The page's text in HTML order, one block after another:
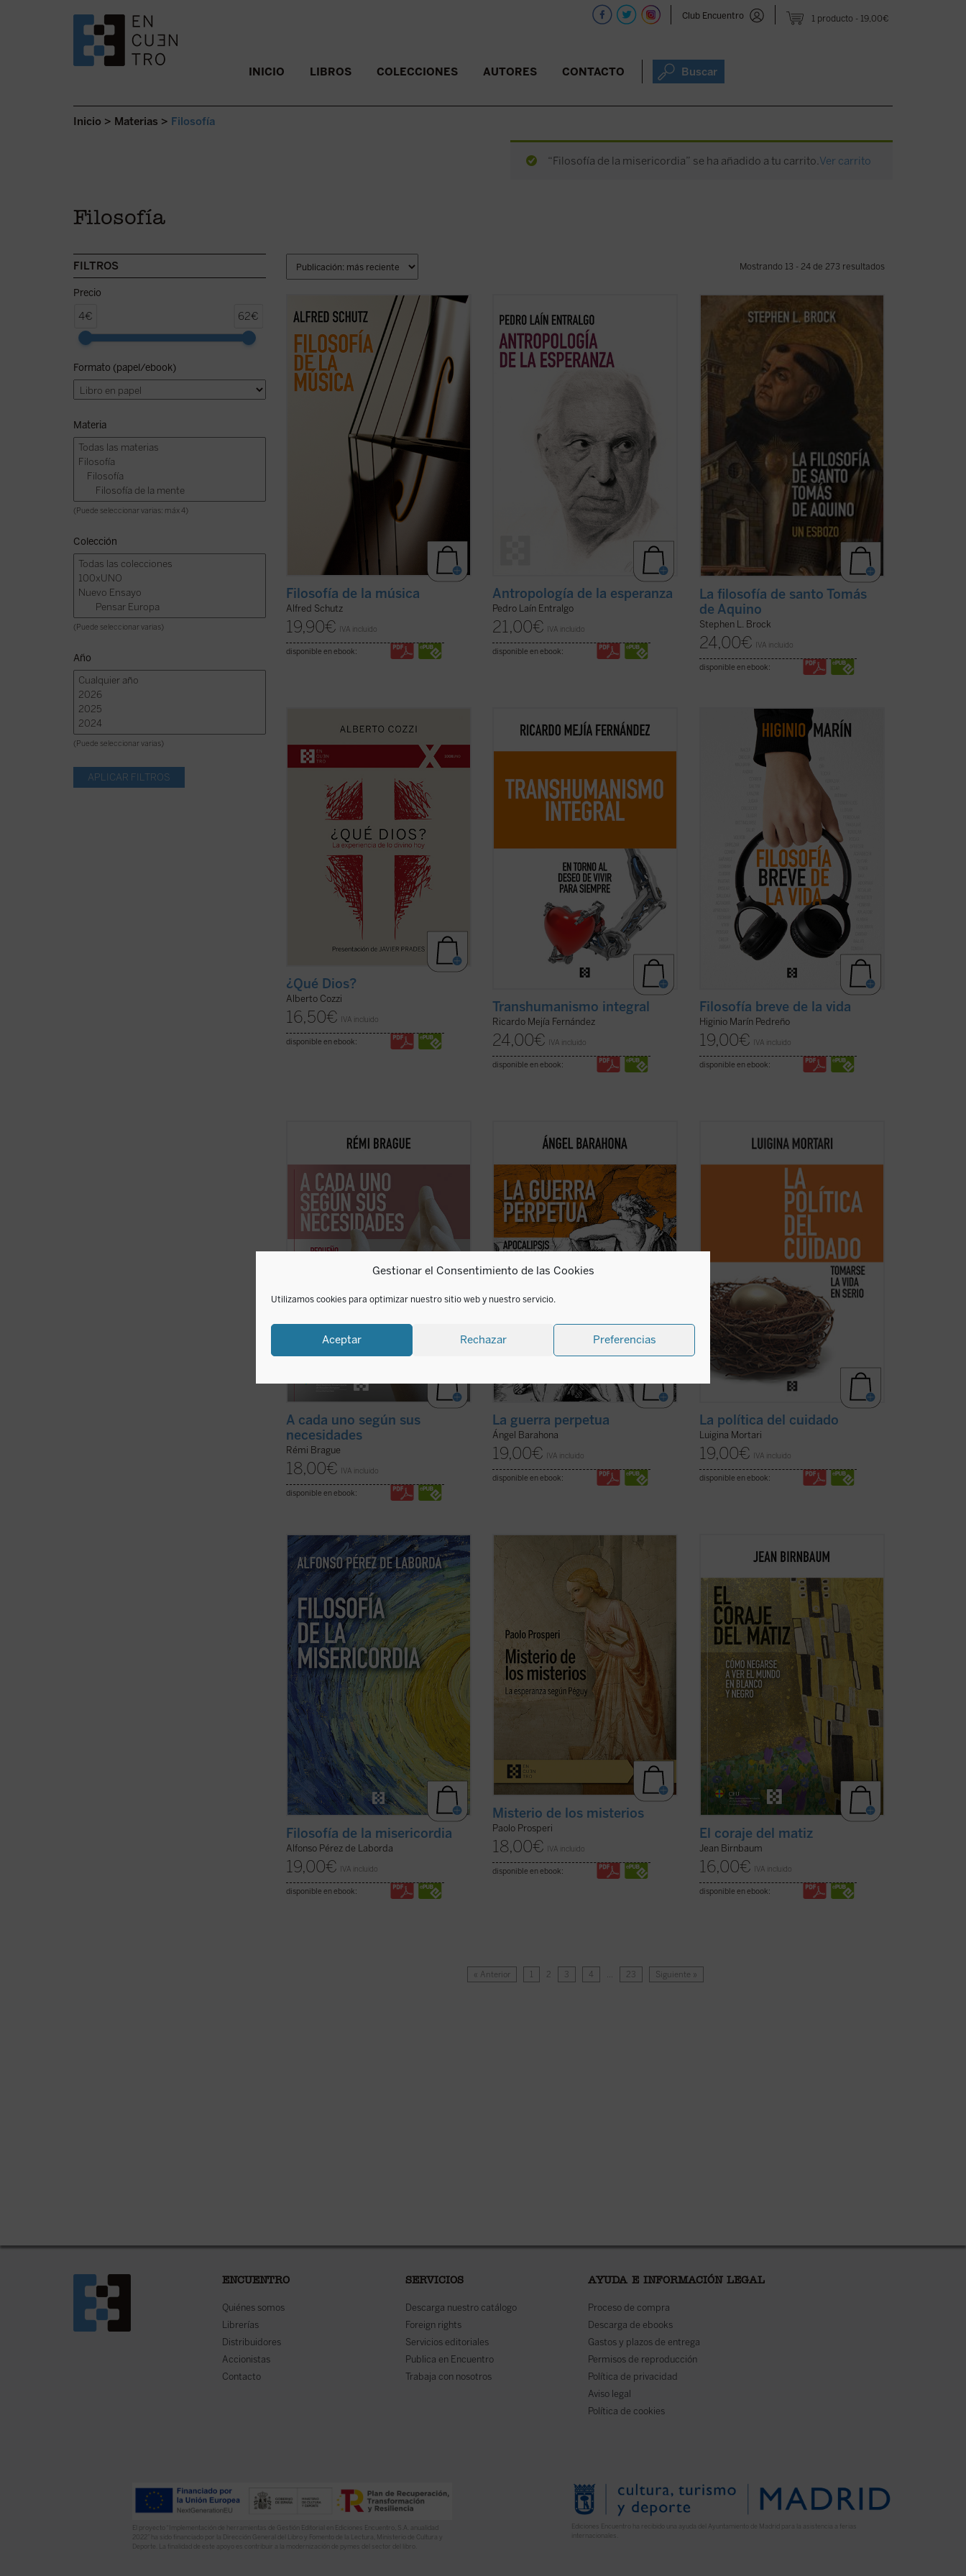
Gestionar el Consentimiento de las Cookies
Utilizamos cookies para optimizar nuestro sitio web y nuestro servicio.
Aceptar Rechazar Preferencias
1 producto 19,00€
Club Encuentro
SALTAR AL CONTENIDO. INICIO LIBROS COLECCIONES AUTORES CONTACTO Buscar
Inicio > Materias > Filosofía
“Filosofía de la misericordia” se ha añadido a tu carrito.Ver carrito
Filosofía
FILTROS
Precio
4€ 62€
Formato (papel/ebook)
Materia
(Puede seleccionar varias: máx 4)
Colección
(Puede seleccionar varias)
Año
(Puede seleccionar varias)
Mostrando 13 - 24 de 273 resultados
Este libro reúne, por primera vez en
español, todos los textos sobre música de
Alfred Schutz, uno de los grandes
nombres de la sociología del siglo XX. En
ellos no solo analiza lo que sentimos
cuando escuchamos una melodía,
también explora ...(ver ficha)
Filosofía de la música
Alfred Schutz
19,90€ IVA incluido
disponible en ebook:
Este libro nos invita a reflexionar sobre
uno de los motores fundamentales del
ser humano: la esperanza. A través de un
análisis profundo y accesible, el autor
explora cómo este concepto ha guiado
Antropología de la esperanza
Pedro Laín Entralgo
21,00€ IVA incluido
disponible en ebook:
Este libro busca introducir a quienes no
son expertos al pensamiento de Tomás
de Aquino, destacando aspectos de su
obra que rara vez se mencionan hoy en
día y ofreciendo una interpretación
diferente de su enseñanza sobre la
naturaleza, los ...
La filosofía de santo Tomás
de Aquino
Stephen L. Brock
24,00€ IVA incluido
disponible en ebook:
¿Qué Dios?nos recuerda que el discurso
intelectual, sino una apertura, un desafío
a ampliar nuestra comprensión de la
experiencia humana....
(ver ficha)
¿Qué Dios?
Alberto Cozzi
16,50€ IVA incluido
disponible en ebook:
En esta obra quiero establecer el enlace
humanística de nuestra civilización,
pensamiento y de acción de los desafíos
tecnológicos.... (ver ficha)
Transhumanismo integral
Ricardo Mejía Fernández
24,00€ IVA incluido
disponible en ebook:
Cantar y bailar; agradecer; honrar;
pasear; dormir; comer; ofrecer; hablar;
tontear; leer y escribir; recordar; volver;
tocar, abrazar y besar; pensar... Nacer y
morir son los cabos de este recorrido por
los verbos y sus honduras en los que la ...
Filosofía breve de la vida
Higinio Marín Pedreño
19,00€ IVA incluido
disponible en ebook:
Este «pequeño tratado» es la
emblemáticos de Rémi Brague sobre el
concepto demundo. En una sucesión de
breves capítulos expone una teoría de la
Providencia divina en la que Dios provee
a todos los ...(ver ficha)
A cada uno según sus
necesidades
Rémi Brague
18,00€ IVA incluido
disponible en ebook:
Las preguntas que surgen en este
hostilidad guerrera ha sido un hecho
constatable, permanente a lo largo de la
historia de la humanidad y podemos
sospechar que lo seguirá siendo? ¿Por
qué la actividad ...(ver ficha)
La guerra perpetua
Ángel Barahona
19,00€ IVA incluido
disponible en ebook:
Cuando las actividades esenciales del
alimenta la vida, las que reparan
situaciones difíciles, las que construyen
mundos— no reciben el debido
reconocimiento, la política se marchita,
(ver ficha)
La política del cuidado
Luigina Mortari
19,00€ IVA incluido
disponible en ebook:
Rodeando el conjunto de toda la Realidad
de esa completud, y ofertando la
Realidad unitiva de su Ser, se nos hace
ver en esos vislumbres cómo se adivina y
se nutre la Realidad extremosa de quien
es el único Dios.... (ver ficha)
Filosofía de la misericordia
Alfonso Pérez de Laborda
19,00€ IVA incluido
disponible en ebook:
Paolo Prosperi no pretende en este
ensayo ofrecer un comentario exhaustivo
Misteriosde Péguy, sino que se
fija un objetivo más circunscrito, pero no
menos difícil: intentar comprender las
razones que llevan al autor de este ...
ficha)
Misterio de los misterios
Paolo Prosperi
18,00€ IVA incluido
disponible en ebook:
En todas partes, los predicadores feroces
iluminar las mentes. Jean Birnbaum
pretende reconfortar a todos los que se
niegan a aceptar el «embrutecimiento»
de nuestro debate público y que quieren
preservar el ...(ver ficha)
El coraje del matiz
Jean Birnbaum
16,00€ IVA incluido
disponible en ebook:
« Anterior 1 2 3 4 … 23 Siguiente »
ENCUENTRO
Quiénes somos
Librerías
Distribuidores
Accionistas
Contacto
SERVICIOS
Descarga nuestro catálogo
Foreign rights
Servicios editoriales
Publica en Encuentro
Trabaja con nosotros
AYUDA E INFORMACIÓN LEGAL
Proceso de compra
Descarga de ebooks
Gastos y plazos de entrega
Permisos de reproducción
Política de privacidad
Aviso legal
Política de cookies
El proyecto “Implementación de herramientas de Gestión Editorial en Ediciones Encuentro, S.A. anualidad
2022” ha sido financiado por la Dirección General del Libro y Fomento de la Lectura, Ministerio de Cultura y
Deporte. La finalidad de este apoyo es contribuir a la modernización de pymes del sector del libro.
Ediciones Encuentro ha recibido una ayuda del Ayuntamiento de Madrid para la asistencia a ferias